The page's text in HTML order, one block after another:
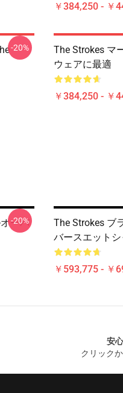
￥384,250 - ￥
-20%
The Strokes マ
ウェアに最適
￥384,250 - ￥
ーバ
-20%
The Strokes ブ
バースエットシ
￥593,775 - ￥
安
クリック